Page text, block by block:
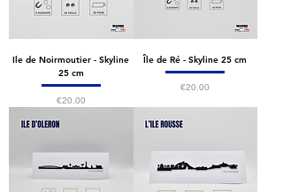
Ile de Noirmoutier - Skyline
25 cm
Price
€20.00
Île de Ré - Skyline 25 cm
Price
€20.00